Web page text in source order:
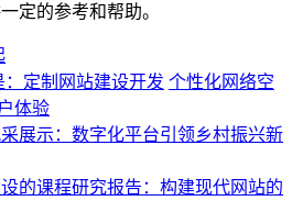
定的参考和帮助。
：定制网站建设开发 个性化网络空
体验
展示：数字化平台引领乡村振兴新
的课程研究报告：构建现代网站的